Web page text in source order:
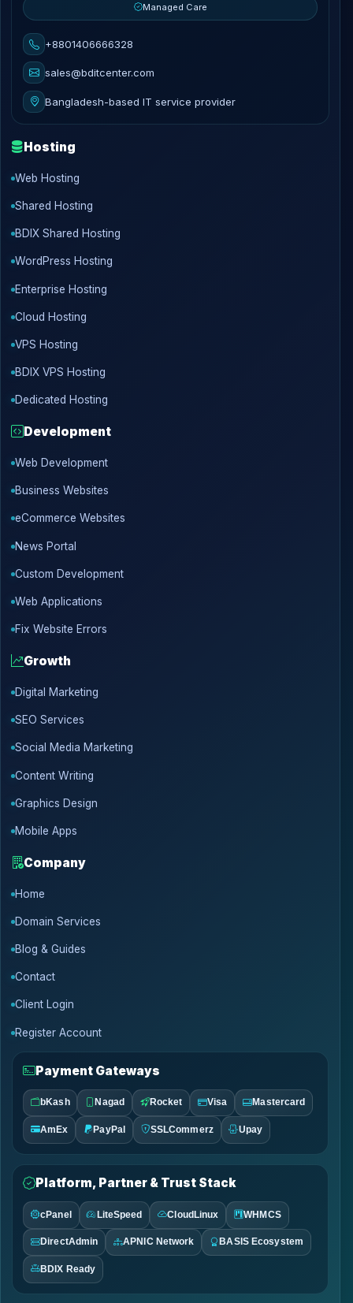
Managed Care
+8801406666328
sales@bditcenter.com
Bangladesh-based IT service provider
Hosting
Web Hosting
Shared Hosting
BDIX Shared Hosting
WordPress Hosting
Enterprise Hosting
Cloud Hosting
VPS Hosting
BDIX VPS Hosting
Dedicated Hosting
Development
Web Development
Business Websites
eCommerce Websites
News Portal
Custom Development
Web Applications
Fix Website Errors
Growth
Digital Marketing
SEO Services
Social Media Marketing
Content Writing
Graphics Design
Mobile Apps
Company
Home
Domain Services
Blog & Guides
Contact
Client Login
Register Account
Payment Gateways
bKash Nagad Rocket Visa Mastercard
AmEx PayPal SSLCommerz Upay
Platform, Partner & Trust Stack
cPanel LiteSpeed CloudLinux WHMCS
DirectAdmin APNIC Network BASIS Ecosystem
BDIX Ready